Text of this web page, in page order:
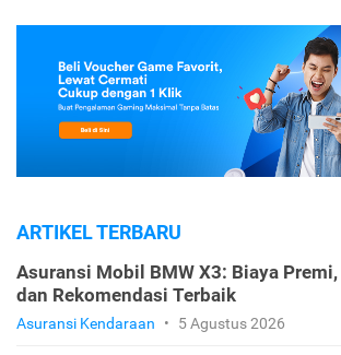
ARTIKEL TERBARU
Asuransi Mobil BMW X3: Biaya
dan Rekomendasi Terbaik
Asuransi Kendaraan • 5 Agustus 2026